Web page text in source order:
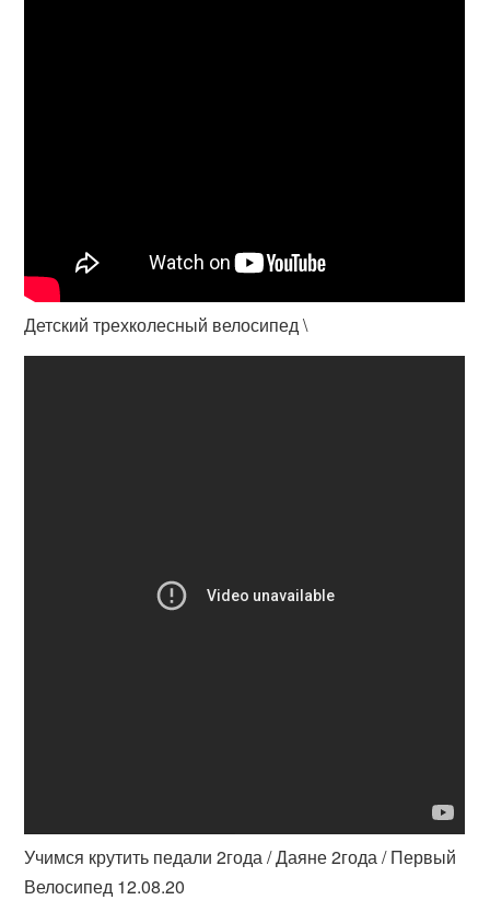
Детский трехколесный велосипед \
Учимся крутить педали 2года / Даяне 2года / Первый
Велосипед 12.08.20